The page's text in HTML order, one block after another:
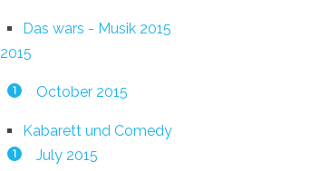
Das wars - Musik 2015
2015
1 October 2015
Kabarett und Comedy
1 July 2015